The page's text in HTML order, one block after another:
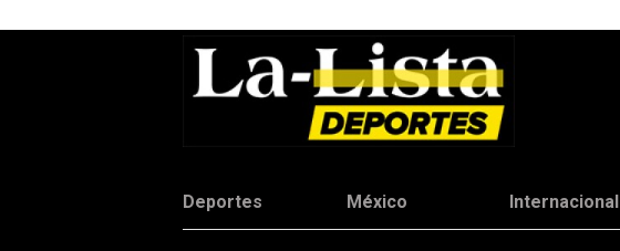
Deportes México Internacional